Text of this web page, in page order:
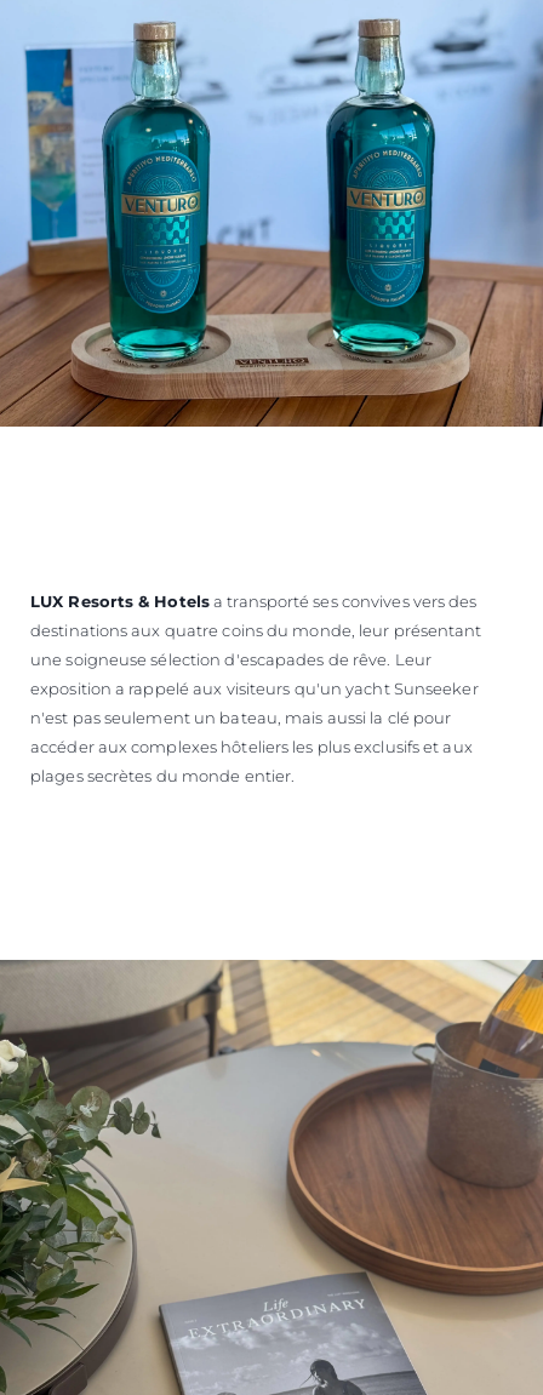
LUX Resorts & Hotelsa transporté ses convives vers des
destinations aux quatre coins du monde, leur présentant
une soigneuse sélection d'escapades de rêve. Leur
exposition a rappelé aux visiteurs qu'un yacht Sunseeker
n'est pas seulement un bateau, mais aussi la clé pour
accéder aux complexes hôteliers les plus exclusifs et aux
plages secrètes du monde entier.